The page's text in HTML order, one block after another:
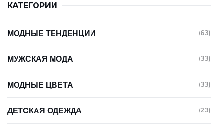
КАТЕГОРИИ
МОДНЫЕ ТЕНДЕНЦИИ (63)
МУЖСКАЯ МОДА (33)
МОДНЫЕ ЦВЕТА (33)
ДЕТСКАЯ ОДЕЖДА (23)